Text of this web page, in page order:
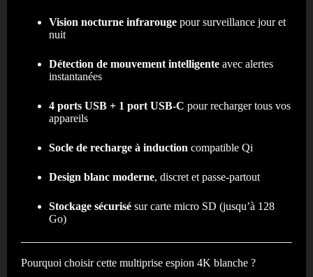
Vision nocturne infrarouge pour surveillance jour et
nuit
Détection de mouvement intelligente avec alertes
instantanées
4 ports USB + 1 port USB-C pour recharger tous vos
appareils
Socle de recharge à induction compatible Qi
Design blanc moderne, discret et passe-partout
Stockage sécurisé sur carte micro SD (jusqu’à 128
Go)
Pourquoi choisir cette multiprise espion 4K blanche ?